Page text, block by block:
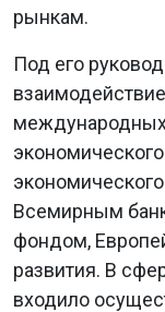
рынкам.
Под его
международных
Всемирным
фондом,
развития. В
входило